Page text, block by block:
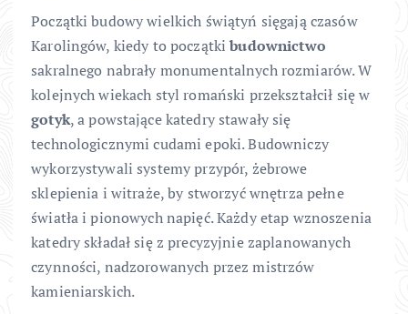
Początki budowy wielkich świątyń sięgają czasów
Karolingów, kiedy to początkibudownictwo
sakralnego nabrały monumentalnych rozmiarów. W
kolejnych wiekach styl romański przekształcił się w
gotyk, a powstające katedry stawały się
technologicznymi cudami epoki. Budowniczy
wykorzystywali systemy przypór, żebrowe
sklepienia i witraże, by stworzyć wnętrza pełne
światła i pionowych napięć. Każdy etap wznoszenia
katedry składał się z precyzyjnie zaplanowanych
czynności, nadzorowanych przez mistrzów
kamieniarskich.